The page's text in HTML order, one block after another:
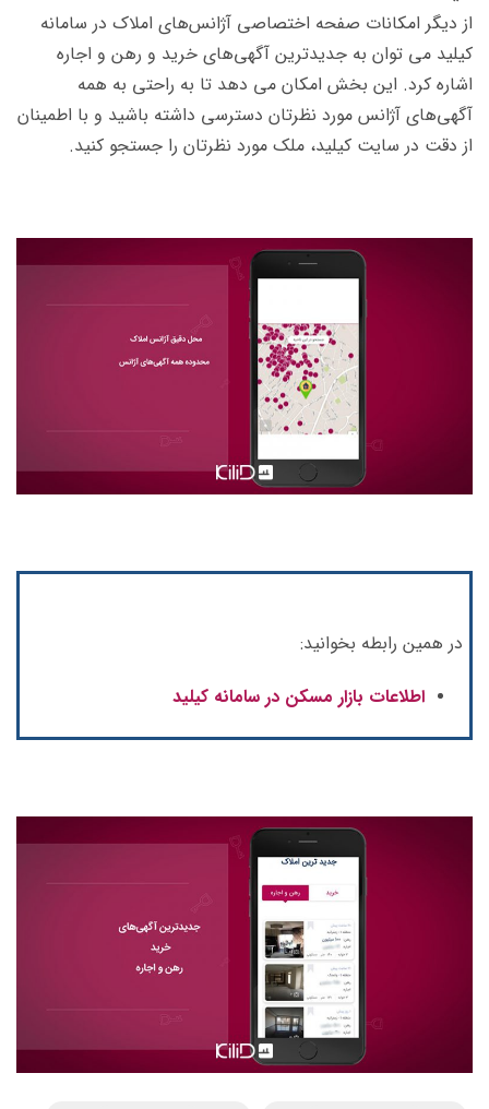
از دیگر امکانات صفحه اختصاصی آژانس‌های املاک در سامانه
کیلید می توان به جدیدترین آگهی‌های خرید و رهن و اجاره
اشاره کرد. این بخش امکان می دهد تا به راحتی به همه
آگهی‌های آژانس مورد نظرتان دسترسی داشته باشید و با اطمینان
از دقت در سایت کیلید، ملک مورد نظرتان را جستجو کنید.
در همین رابطه بخوانید:
اطلاعات بازار مسکن در سامانه کیلید